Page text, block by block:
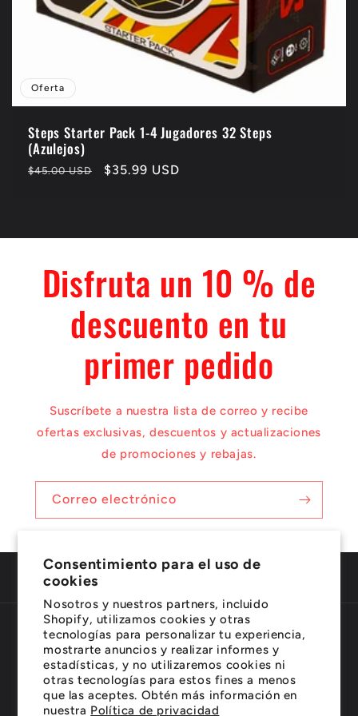
Consentimiento para el uso de
cookies
Nosotros y nuestros partners, incluido
Shopify, utilizamos cookies y otras
tecnologías para personalizar tu experiencia,
mostrarte anuncios y realizar informes y
estadísticas, y no utilizaremos cookies ni
otras tecnologías para estos fines a menos
que las aceptes. Obtén más información en
nuestra Política de privacidad
Oferta
Steps Starter Pack 1-4 Jugadores 32 Steps
(Azulejos)
Precio
$45.00 USD
Precio
$35.99 USD
Disfruta un 10 % de
descuento en tu
primer pedido
Suscríbete a nuestra lista de correo y recibe
ofertas exclusivas, descuentos y actualizaciones
de promociones y rebajas.
Correo electrónico
País/región
Estados Unidos | USD $
Idioma
Español
Formas